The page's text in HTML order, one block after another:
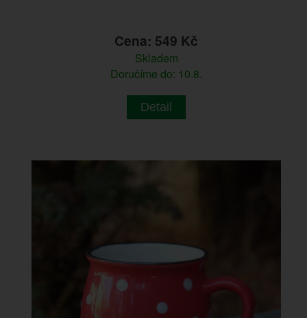
Cena: 549 Kč
Skladem
Doručíme do: 10.8.
Detail